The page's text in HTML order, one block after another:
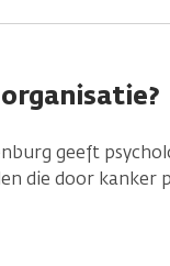
geeft
die door kanker